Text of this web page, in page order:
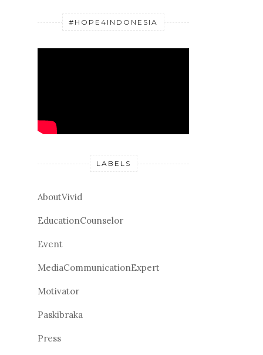
#HOPE4INDONESIA
LABELS
AboutVivid
EducationCounselor
Event
MediaCommunicationExpert
Motivator
Paskibraka
Press